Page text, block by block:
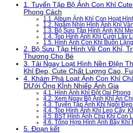
1.
Tuyển Tập Bộ Ảnh Con Khỉ
Phong Cách
1.1.
Album Ảnh Khỉ Con Hoạt
1.2.
Ngắm Nhìn Hình Ảnh Khỉ
1.3.
Bộ Sưu Tập Hình Ảnh Khỉ
1.4. Top Hình Ảnh Khỉ Cười Lầy
1.5.
Hình Ảnh Con Khỉ Buồn
2.
Bộ Sưu Tập Hình Vẽ Con Khỉ,
Thương Cho Bé
3. Tải Ngay Loạt Hình Nền ĐIện
Khỉ Đẹp, Cute Chất Lượng Cao,
4.
Khám Phá Loạt Ảnh Con Khỉ
DƯới Ống KÍnh Nhiếp Ảnh Gia
4.1.
Hình Ảnh Khỉ Đột Oai Phong
4.2. Xem Ngay Bộ Ảnh Khỉ Ăn
4.3. Tuyển Tập Ảnh Khỉ Ngồi
4.4. Top Hình Ảnh Khỉ Leo Cây,
4.5.
BST Hình Ảnh Chú Khỉ Con
4.6. Tổng Hợp Hình Ảnh Bầy Khỉ
5. Đoạn kết